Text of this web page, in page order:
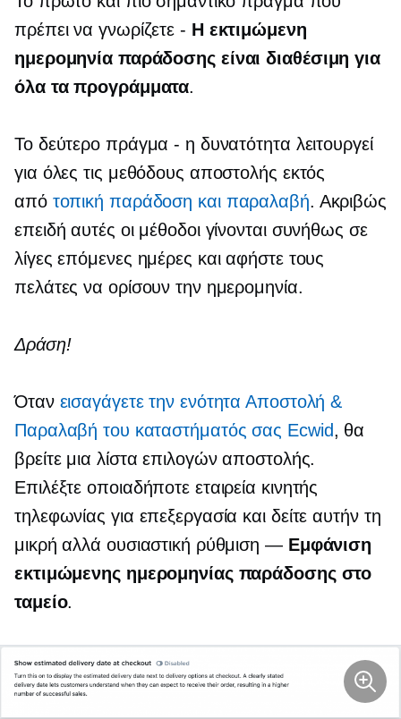
πρέπει να γνωρίζετε - Η εκτιμώμενη
ημερομηνία παράδοσης είναι διαθέσιμη για
όλα τα προγράμματα.
Το δεύτερο πράγμα - η δυνατότητα λειτουργεί
για όλες τις μεθόδους αποστολής εκτός
από τοπική παράδοση και παραλαβή. Ακριβώς
επειδή αυτές οι μέθοδοι γίνονται συνήθως σε
λίγες επόμενες ημέρες και αφήστε τους
πελάτες να ορίσουν την ημερομηνία.
Δράση!
Όταν εισαγάγετε την ενότητα Αποστολή &
Παραλαβή του καταστήματός σας Ecwid, θα
βρείτε μια λίστα επιλογών αποστολής.
Επιλέξτε οποιαδήποτε εταιρεία κινητής
τηλεφωνίας για επεξεργασία και δείτε αυτήν τη
μικρή αλλά ουσιαστική ρύθμιση — Εμφάνιση
εκτιμώμενης ημερομηνίας παράδοσης στο
ταμείο.